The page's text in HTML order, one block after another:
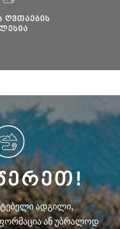
ᲦᲕᲗᲐᲔᲑᲘᲡ
ადგილი,
ან უბრალოდ